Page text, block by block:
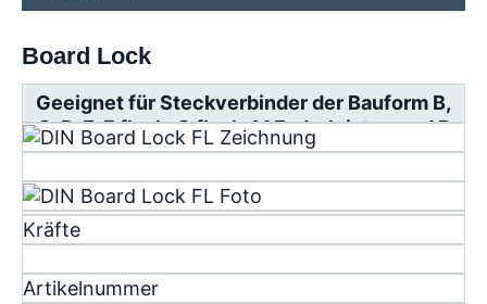
Board Lock
Geeignet für Steckverbinder der Bauform B,
C, D, E, F flach, G flach, M Federleisten und R
Messerleisten
Kräfte
Artikelnummer